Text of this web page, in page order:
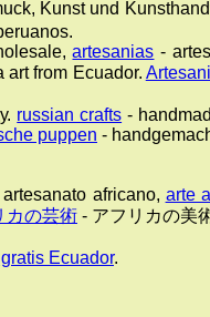
Kunst und
artesanias -
from Ecuador.
russian crafts -
puppen -
africano, arte
カの芸術 - アフリカの美
Ecuador.